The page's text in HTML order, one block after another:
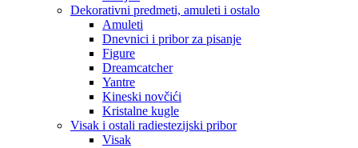
Dekorativni predmeti, amuleti i ostalo
Amuleti
Dnevnici i pribor za pisanje
Figure
Dreamcatcher
Yantre
Kineski novčići
Kristalne kugle
Visak i ostali radiestezijski pribor
Visak